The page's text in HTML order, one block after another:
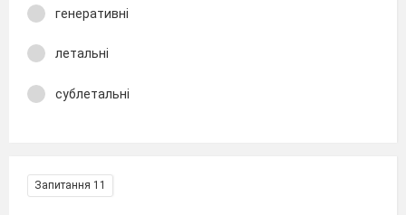
генеративні
летальні
сублетальні
Запитання 11